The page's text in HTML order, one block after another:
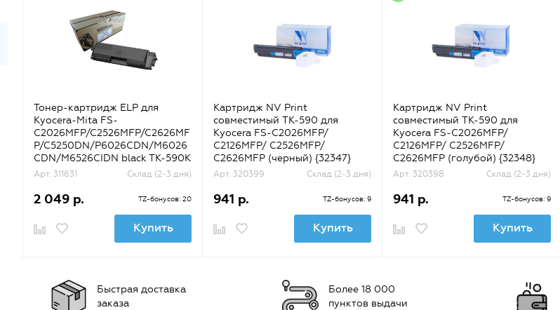
Тонер-картридж ELP для
Kyocera-Mita FS-
C2026MFP/C2526MFP/C2626MF
P/C5250DN/P6026CDN/M6026
CDN/M6526CIDN black TK-590K
7K {CT-KYO-TK-590K}
Арт. 311631 Склад (2-3 дня)
2 049 р. TZ-бонусов: 20
Купить
Картридж NV Print
совместимый TK-590 для
Kyocera FS-C2026MFP/
C2126MFP/ C2526MFP/
C2626MFP (черный) {32347}
Арт. 320399 Склад (2-3 дня)
941 р. TZ-бонусов: 9
Купить
Картридж NV Print
совместимый TK-590 для
Kyocera FS-C2026MFP/
C2126MFP/ C2526MFP/
C2626MFP (голубой) {32348}
Арт. 320398 Склад (2-3 дня)
941 р. TZ-бонусов: 9
Купить
Быстрая доставка
заказа
Более 18 000
пунктов выдачи